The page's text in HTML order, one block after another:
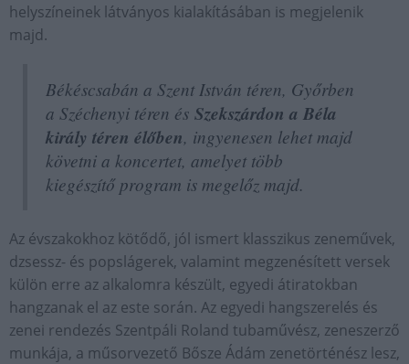
helyszíneinek látványos kialakításában is megjelenik
majd.
Békéscsabán a Szent István téren, Győrben
a Széchenyi téren és Szekszárdon a Béla
király téren élőben, ingyenesen lehet majd
követni a koncertet, amelyet több
kiegészítő program is megelőz majd.
Az évszakokhoz kötődő, jól ismert klasszikus zeneművek,
dzsessz- és popslágerek, valamint megzenésített versek
külön erre az alkalomra készült, egyedi átiratokban
hangzanak el az este során. Az egyedi hangszerelés és
zenei rendezés Szentpáli Roland tubaművész, zeneszerző
munkája, a műsorvezető Bősze Ádám zenetörténész lesz,